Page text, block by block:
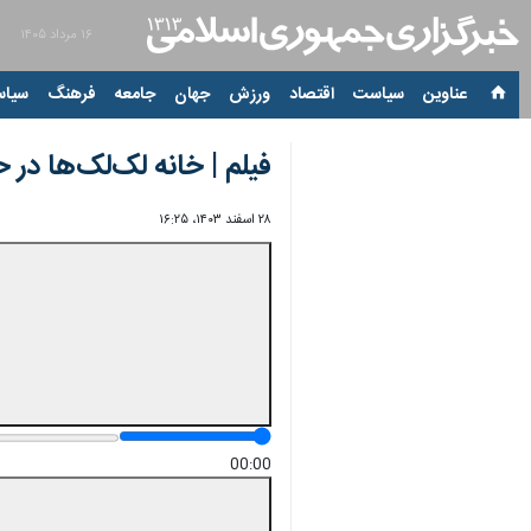
۱۶ مرداد ۱۴۰۵
عناوین‌ سیاست اقتصاد ورزش جهان جامعه فرهنگ
فیلم | خانه لک‌لک‌ها در
۲۸ اسفند ۱۴۰۳، ۱۶:۲۵